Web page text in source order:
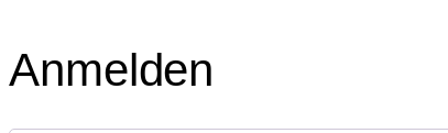
Anmelden